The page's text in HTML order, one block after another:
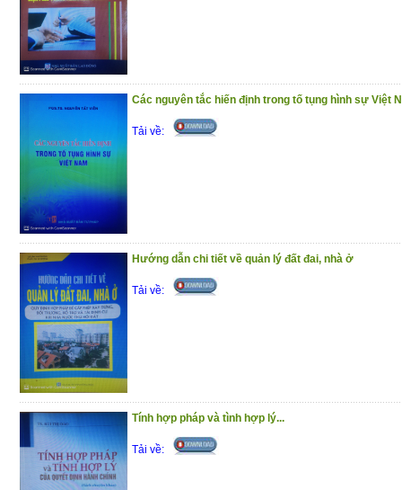
Các nguyên tắc hiến định trong tố tụng hình sự Việt
Tải về:
Hướng dẫn chi tiết về quản lý đất đai, nhà ở
Tải về:
Tính hợp pháp và tình hợp lý...
Tải về: